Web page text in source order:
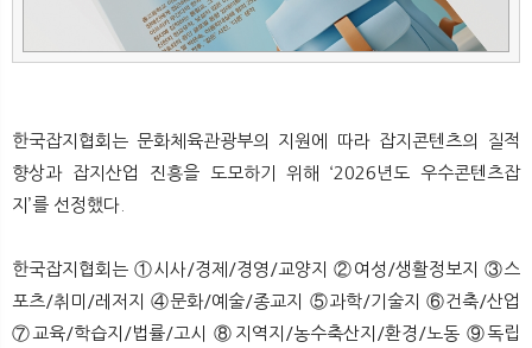
한국잡지협회는 문화체육관광부의 지원에 따라 잡지콘텐츠의 질적
향상과 잡지산업 진흥을 도모하기 위해 ‘2026년도 우수콘텐츠잡
지’를 선정했다.
한국잡지협회는 ①시사/경제/경영/교양지 ②여성/생활정보지 ③스
포츠/취미/레저지 ④문화/예술/종교지 ⑤과학/기술지 ⑥건축/산업
⑦교육/학습지/법률/고시 ⑧지역지/농수축산지/환경/노동 ⑨독립